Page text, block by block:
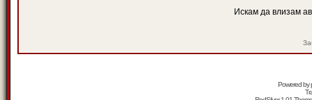
Искам да влизам
Powered by